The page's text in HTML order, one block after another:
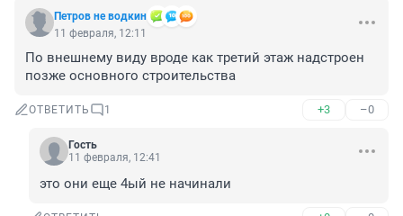
Петров не водкин
11 февраля, 12:11
По внешнему виду вроде как третий этаж надстроен
позже основного строительства
ОТВЕТИТЬ 1 +3 –0
Гость
11 февраля, 12:41
это они еще 4ый не начинали